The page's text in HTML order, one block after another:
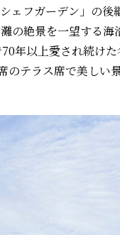
ェフガーデン」の後
絶景を一望する海
年以上愛され続け
のテラス席で美しい